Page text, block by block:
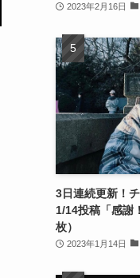
2023年2月16日
3日連続更新！
1/14投稿「感謝
枚）
2023年1月14日